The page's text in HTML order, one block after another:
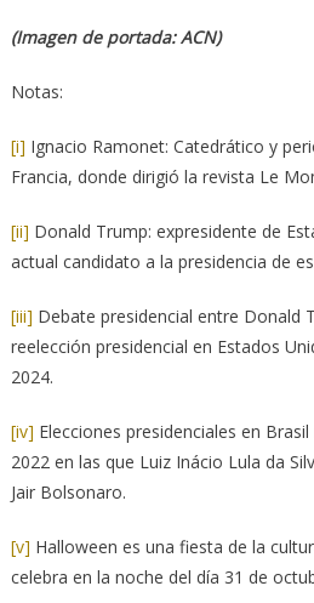
(Imagen de portada: ACN)
Notas:
[i] Ignacio Ramonet: Catedrático y
Francia, donde dirigió la revista Le
[ii] Donald Trump: expresidente de
actual candidato a la presidencia de
[iii] Debate presidencial entre Donald
reelección presidencial en Estados
2024.
[iv] Elecciones presidenciales en
2022 en las que Luiz Inácio Lula da
Jair Bolsonaro.
[v] Halloween es una fiesta de la
celebra en la noche del día 31 de